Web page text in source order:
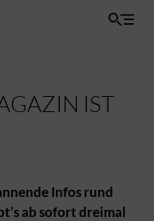
IST
Infos rund
ab sofort dreimal